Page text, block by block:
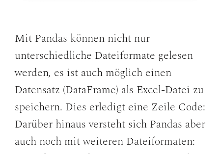
Mit Pandas können nicht nur
unterschiedliche Dateiformate gelesen
werden, es ist auch möglich einen
Datensatz (DataFrame) als Excel-Datei zu
speichern. Dies erledigt eine Zeile Code:
Darüber hinaus versteht sich Pandas aber
auch noch mit weiteren Dateiformaten: